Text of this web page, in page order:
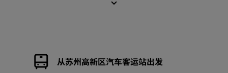
从苏州高新区汽车客运站出发